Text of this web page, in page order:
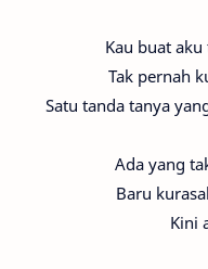
Kau buat
Tak pernah
Satu tanda tanya
Ada yang
Baru
Kini